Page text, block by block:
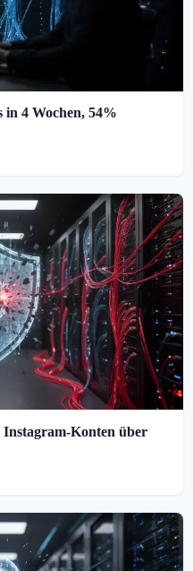
4 Wochen, 54%
Instagram-Konten über